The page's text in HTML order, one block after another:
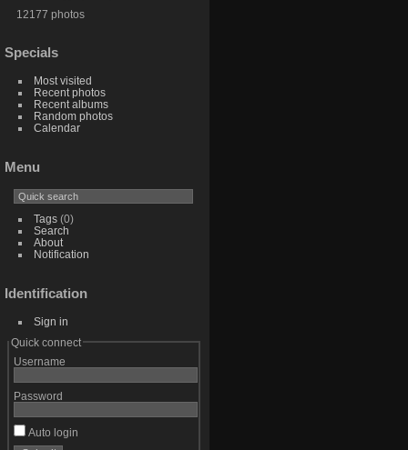
12177 photos
Specials
Most visited
Recent photos
Recent albums
Random photos
Calendar
Menu
Tags(0)
Search
About
Notification
Identification
Sign in
Quick connect
Username
Password
Auto login